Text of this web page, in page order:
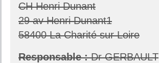
CH Henri Dunant
29 av Henri Dunant1
58400 La Charité sur Loire
Responsable :Dr GERBAULT